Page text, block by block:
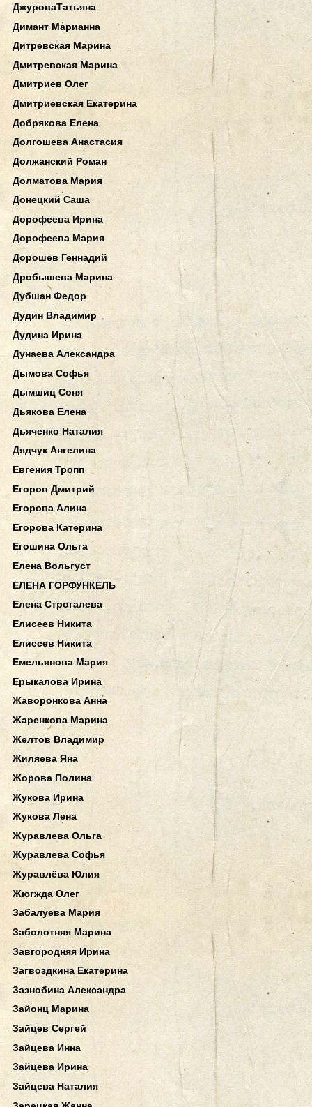
ДжуроваТатьяна
Димант Марианна
Дитревская Марина
Дмитревская Марина
Дмитриев Олег
Дмитриевская Екатерина
Добрякова Елена
Долгошева Анастасия
Должанский Роман
Долматова Мария
Донецкий Саша
Дорофеева Ирина
Дорофеева Мария
Дорошев Геннадий
Дробышева Марина
Дубшан Федор
Дудин Владимир
Дудина Ирина
Дунаева Александра
Дымова Софья
Дымшиц Соня
Дьякова Елена
Дьяченко Наталия
Дядчук Ангелина
Евгения Тропп
Егоров Дмитрий
Егорова Алина
Егорова Катерина
Егошина Ольга
Елена Вольгуст
ЕЛЕНА ГОРФУНКЕЛЬ
Елена Строгалева
Елисеев Никита
Елиссев Никита
Емельянова Мария
Ерыкалова Ирина
Жаворонкова Анна
Жаренкова Марина
Желтов Владимир
Жиляева Яна
Жорова Полина
Жукова Ирина
Жукова Лена
Журавлева Ольга
Журавлева Софья
Журавлёва Юлия
Жюгжда Олег
Забалуева Мария
Заболотняя Марина
Завгородняя Ирина
Загвоздкина Екатерина
Зазнобина Александра
Зайонц Марина
Зайцев Сергей
Зайцева Инна
Зайцева Ирина
Зайцева Наталия